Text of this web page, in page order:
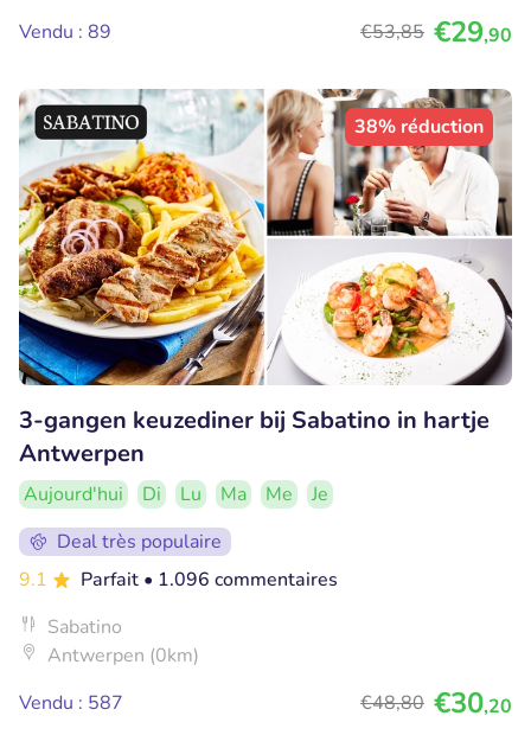
Vendu : 89
€53,85 €29,90
38% réduction
3-gangen keuzediner bij Sabatino in hartje
Antwerpen
Aujourd'hui Di Lu Ma Me
Je
Deal très populaire
9.1
Parfait • 1.096 commentaires
Sabatino
Antwerpen (0km)
Vendu : 587
€48,80 €30,20